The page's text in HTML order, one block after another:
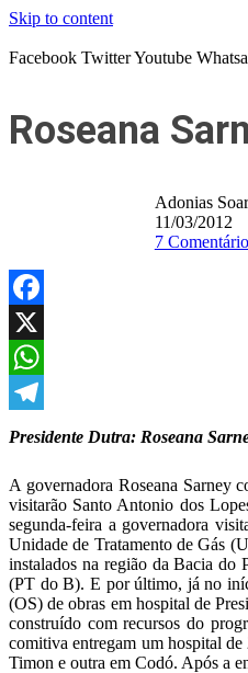
Skip to content
Facebook TwitterYoutube
Roseana
Adonias
11/03/2012
7
Facebook
X
WhatsApp
Telegram
Presidente Dutra: Roseana
A governadora Roseana Sarney
visitarão Santo Antonio dos
segunda-feira a governadora
Unidade de Tratamento de Gás
instalados na região da Bacia do
(PT do B). E por último, já no
(OS) de obras em hospital de
construído com recursos do
comitiva entregam um hospital
Timon e outra em Codó. Após a